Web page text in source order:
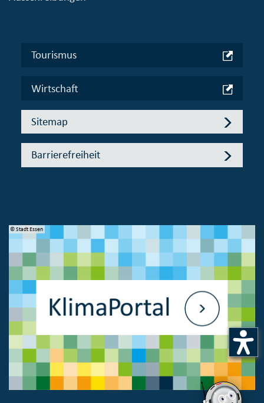
Tourismus
Wirtschaft
Sitemap
Barrierefreiheit
© Stadt Essen